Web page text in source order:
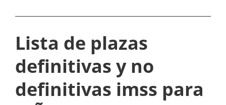
A
Lista de plazas
definitivas y no
definitivas imss para